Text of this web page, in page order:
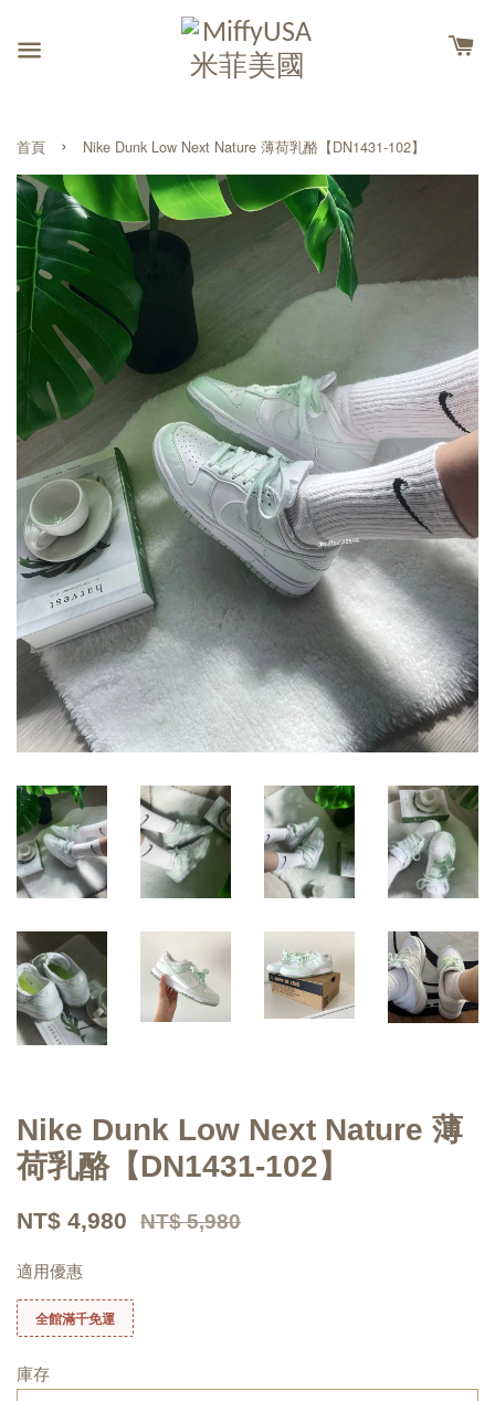
首頁 › Nike Dunk Low Next Nature 薄荷乳酪【DN1431-102】
Nike Dunk Low Next Nature 薄
荷乳酪【DN1431-102】
NT$ 4,980 NT$ 5,980
適用優惠
全館滿千免運
庫存